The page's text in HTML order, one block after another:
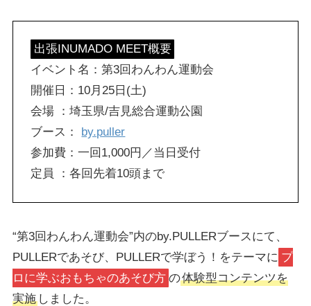
出張INUMADO MEET概要
イベント名：第3回わんわん運動会
開催日：10月25日(土)
会場 ：埼玉県/吉見総合運動公園
ブース： by.puller
参加費：一回1,000円／当日受付
定員 ：各回先着10頭まで
“第3回わんわん運動会”内のby.PULLERブースにて、
PULLERであそび、PULLERで学ぼう！をテーマに プ
ロに学ぶおもちゃのあそび方 の体験型コンテンツを
実施しました。